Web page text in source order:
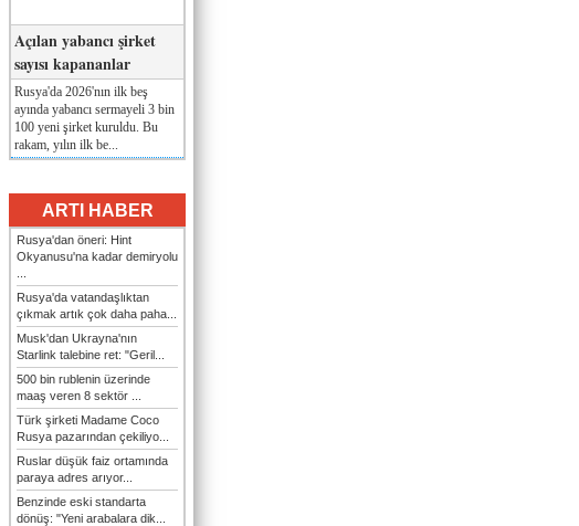
Açılan yabancı şirket
sayısı kapananlar
Rusya'da 2026'nın ilk beş
ayında yabancı sermayeli 3 bin
100 yeni şirket kuruldu. Bu
rakam, yılın ilk be...
ARTI HABER
Rusya'dan öneri: Hint
Okyanusu'na kadar demiryolu
Rusya'da vatandaşlıktan
çıkmak artık çok daha paha...
Musk'dan Ukrayna'nın
Starlink talebine ret: "Geril...
500 bin rublenin üzerinde
maaş veren 8 sektör ...
Türk şirketi Madame Coco
Rusya pazarından çekiliyo...
Ruslar düşük faiz ortamında
paraya adres arıyor...
Benzinde eski standarta
dönüş: "Yeni arabalara dik...